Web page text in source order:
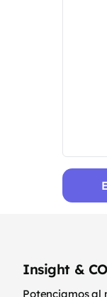
Insight & CO
Potenciamos al